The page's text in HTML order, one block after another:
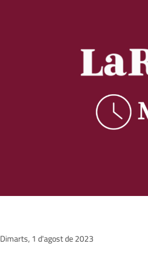
Dimarts, 1 d'agost de 2023